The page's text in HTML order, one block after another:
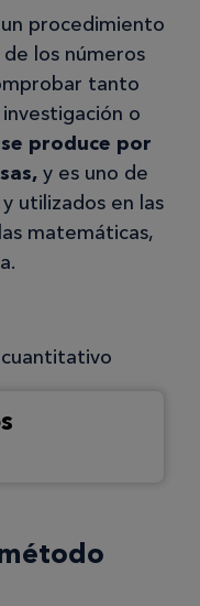
procedimiento
los números
tanto
o
produce por
y es uno de
utilizados en las
matemáticas,